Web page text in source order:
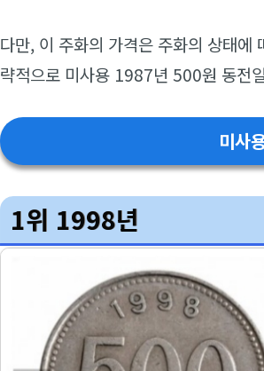
다만, 이 주화의 가격은 주화의 상태에
략적으로 미사용 1987년 500원 동전
미사
1위 1998년